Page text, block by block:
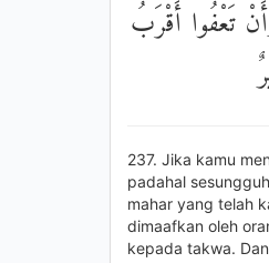
تَعْفُوا أَقْرَبُ
237. Jika kamu
padahal
mahar yang telah
dimaafkan oleh
kepada takwa.